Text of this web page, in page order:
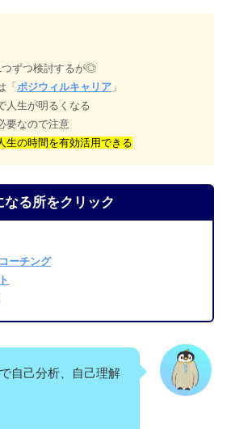
つずつ検討するが◎
「 ポジウィルキャリア 」
人生が明るくなる
要なので注意
生の時間を有効活用できる
なる所をクリック
ーチング
自己分析、自己理解